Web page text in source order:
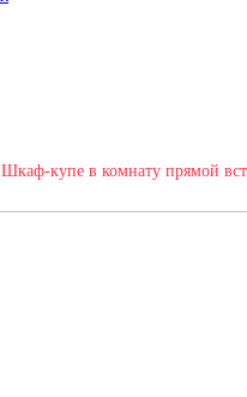
Шкаф-купе в комнату прямой